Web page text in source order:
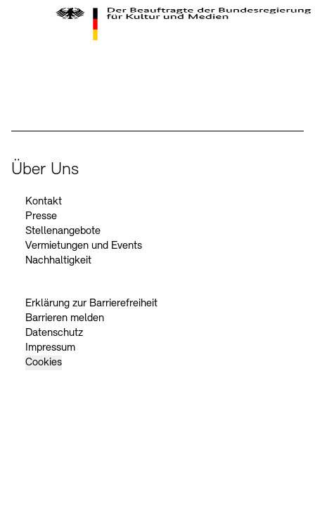
Über Uns
Kontakt
Presse
Stellenangebote
Vermietungen und Events
Nachhaltigkeit
Erklärung zur Barrierefreiheit
Barrieren melden
Datenschutz
Impressum
Cookies